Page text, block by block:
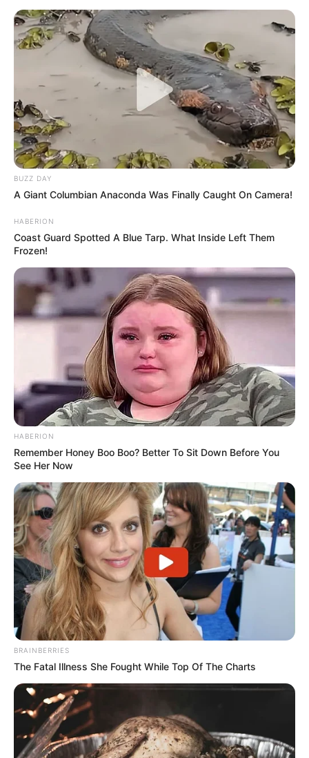
BUZZ DAY
A Giant Columbian Anaconda Was Finally Caught On Camera!
HABERION
Coast Guard Spotted A Blue Tarp. What Inside Left Them
Frozen!
HABERION
Remember Honey Boo Boo? Better To Sit Down Before You
See Her Now
BRAINBERRIES
The Fatal Illness She Fought While Top Of The Charts